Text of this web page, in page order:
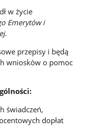
w życie
Emerytów i
.
przepisy i będą
wniosków o pomoc
świadczeń,
dopłat